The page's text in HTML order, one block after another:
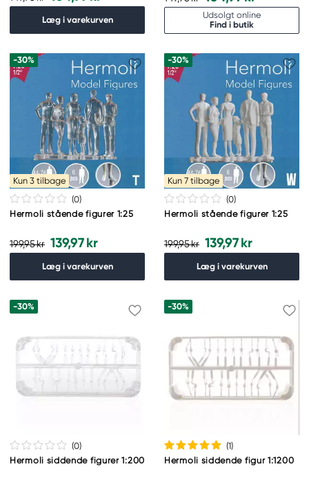
Læg i varekurven
Udsolgt online
Find i butik
-30%
Kun 3 tilbage
(0)
Hermoli stående figurer 1:25
199,95 kr 139,97 kr
Læg i varekurven
-30%
Kun 7 tilbage
(0)
Hermoli stående figurer 1:25
199,95 kr 139,97 kr
Læg i varekurven
-30%
(0)
Hermoli siddende figurer 1:200
-30%
(1)
Hermoli siddende figur 1:1200